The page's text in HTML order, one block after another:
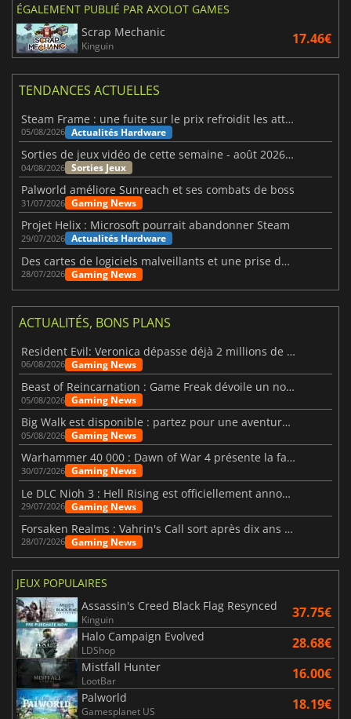
ÉGALEMENT PUBLIÉ PAR AXOLOT GAMES
Scrap Mechanic
Kinguin 17.46€
TENDANCES ACTUELLES
Steam Frame : une fuite sur le prix refroidit les attentes VR
05/08/2026 Actualités Hardware
Sorties de jeux vidéo de cette semaine - août 2026 (semaine 32)
04/08/2026 Sorties Jeux
Palworld améliore Sunreach et ses combats de boss
31/07/2026 Gaming News
Projet Helix : Microsoft pourrait abandonner Steam
29/07/2026 Actualités Hardware
Des cartes de logiciels malveillants et une prise de contrôle de Discord ont touché Meccha Chameleon
28/07/2026 Gaming News
ACTUALITÉS, BONS PLANS
Resident Evil: Veronica dépasse déjà 2 millions de wishlists
06/08/2026 Gaming News
Beast of Reincarnation : Game Freak dévoile un nouveau pari
05/08/2026 Gaming News
Big Walk est disponible : partez pour une aventure entre amis
05/08/2026 Gaming News
Warhammer 40 000 : Dawn of War 4 présente la faction des Nécrons
30/07/2026 Gaming News
Le DLC Nioh 3 : Hell Rising est officiellement annoncé
29/07/2026 Gaming News
Forsaken Realms : Vahrin's Call sort après dix ans de développement
28/07/2026 Gaming News
JEUX POPULAIRES
Assassin's Creed Black Flag Resynced
Kinguin 37.75€
Halo Campaign Evolved
LDShop 28.68€
Mistfall Hunter
LootBar 16.00€
Palworld
Gamesplanet US 18.19€